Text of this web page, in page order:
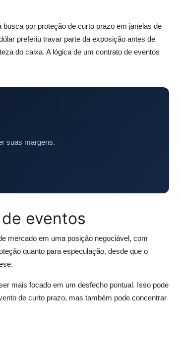
por proteção de curto prazo em janelas de
preferiu travar parte da exposição antes de
do caixa. A lógica de um contrato de eventos
suas margens.
eventos
mercado em uma posição negociável, com
quanto para especulação, desde que o
mais focado em um desfecho pontual. Isso pode
de curto prazo, mas também pode concentrar